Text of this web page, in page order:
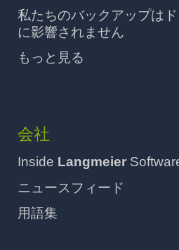
私たちのバックアップは
に影響されません
もっと見る
会社
Inside Langmeier
ニュースフィード
用語集